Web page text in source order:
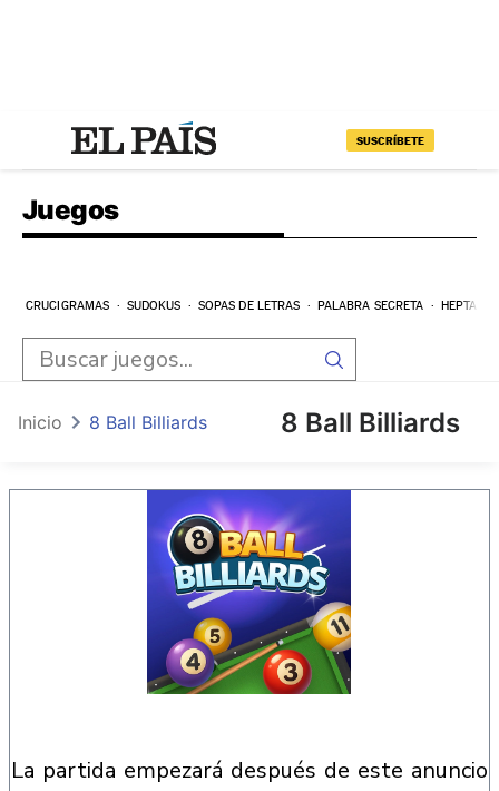
SUSCRÍBETE
Juegos
CRUCIGRAMAS SUDOKUS SOPAS DE LETRAS PALABRA SECRETA
8 Ball Billiards
Inicio 8 Ball Billiards
la partida empezará después de este anuncio